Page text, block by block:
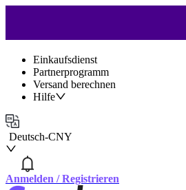
Einkaufsdienst
Partnerprogramm
Versand berechnen
Hilfe
Deutsch-CNY
Anmelden /Registrieren